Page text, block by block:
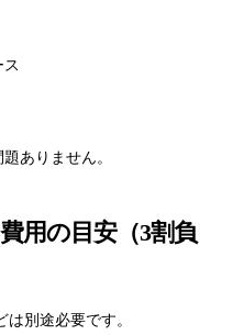
ス
ありません。
用の目安（3割負
別途必要です。